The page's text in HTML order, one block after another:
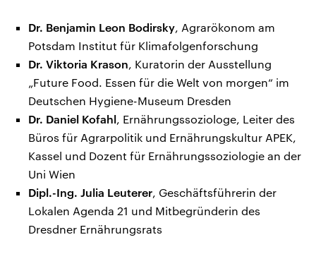
Dr. Benjamin Leon Bodirsky, Agrarökonom am
Potsdam Institut für Klimafolgenforschung
Dr. Viktoria Krason, Kuratorin der Ausstellung
„Future Food. Essen für die Welt von morgen“ im
Deutschen Hygiene-Museum Dresden
Dr. Daniel Kofahl, Ernährungssoziologe, Leiter des
Büros für Agrarpolitik und Ernährungskultur APEK,
Kassel und Dozent für Ernährungssoziologie an der
Uni Wien
Dipl.-Ing. Julia Leuterer, Geschäftsführerin der
Lokalen Agenda 21 und Mitbegründerin des
Dresdner Ernährungsrats